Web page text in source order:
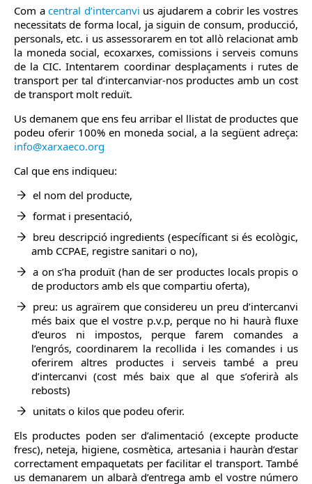
Com acentral d’intercanvi us ajudarem a cobrir les vostres
necessitats de forma local, ja siguin de consum, producció,
personals, etc. i us assessorarem en tot allò relacionat amb
la moneda social, ecoxarxes, comissions i serveis comuns
de la CIC. Intentarem coordinar desplaçaments i rutes de
transport per tal d’intercanviar-nos productes amb un cost
de transport molt reduït.
Us demanem que ens feu arribar el llistat de productes que
podeu oferir 100% en moneda social, a la següent adreça:
info@xarxaeco.org
Cal que ens indiqueu:
el nom del producte,
format i presentació,
breu descripció ingredients (específicant si és ecològic,
amb CCPAE, registre sanitari o no),
a on s’ha produït (han de ser productes locals propis o
de productors amb els que compartiu oferta),
preu: us agraïrem que considereu un preu d’intercanvi
més baix que el vostre p.v.p, perque no hi haurà fluxe
d’euros ni impostos, perque farem comandes a
l’engrós, coordinarem la recollida i les comandes i us
oferirem altres productes i serveis també a preu
d’intercanvi (cost més baix que al que s’oferirà als
rebosts)
unitats o kilos que podeu oferir.
Els productes poden ser d’alimentació (excepte producte
fresc), neteja, higiene, cosmètica, artesania i hauràn d’estar
correctament empaquetats per facilitar el transport. També
us demanarem un albarà d’entrega amb el vostre número